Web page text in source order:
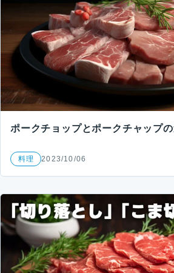
ポークチョップとポークチャップ
料理 2023/10/06